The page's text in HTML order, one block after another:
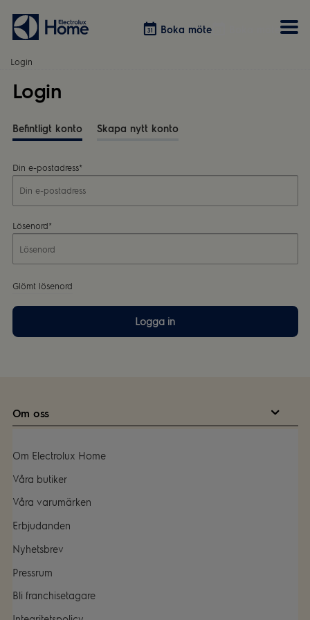
Boka möte
Våra kök
Övrigt
Förvaring
Övrigt
Vitvaror
Dammsugare
Hem & Hushåll
Login
Login
Befintligt konto Skapa nytt konto
Din e-postadress*
Lösenord*
Glömt lösenord
Logga in
Om oss
Om Electrolux Home
Våra butiker
Våra varumärken
Erbjudanden
Nyhetsbrev
Pressrum
Bli franchisetagare